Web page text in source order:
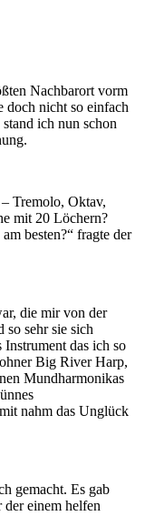
Nachbarort vorm
doch nicht so einfach
ich nun schon
Tremolo, Oktav,
mit 20 Löchern?
besten?“ fragte der
die mir von der
so sehr sie sich
Instrument das ich so
Big River Harp,
Mundharmonikas
nahm das Unglück
gemacht. Es gab
einem helfen